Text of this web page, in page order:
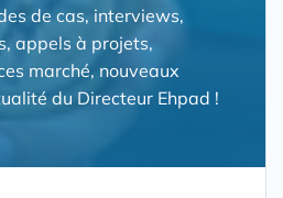
de cas, interviews,
appels à projets,
marché, nouveaux
du Directeur Ehpad !